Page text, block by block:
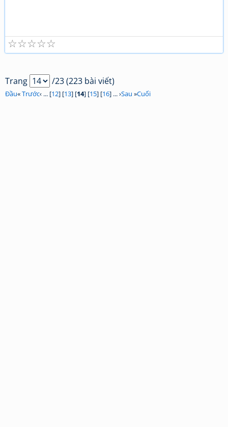
☆
☆
☆
☆
☆
Trang /23 (223 bài viết)
Đầu«Trước‹ ... [12] [13] [14] [15] [16] ... ›Sau »Cuối